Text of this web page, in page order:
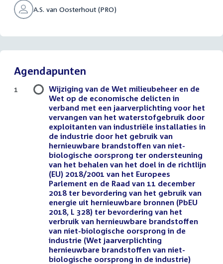
A.S. van Oosterhout (PRO)
Agendapunten
Wijziging van de Wet milieubeheer en de
Wet op de economische delicten in
verband met een jaarverplichting voor het
vervangen van het waterstofgebruik door
exploitanten van industriële installaties in
de industrie door het gebruik van
hernieuwbare brandstoffen van niet-
biologische oorsprong ter ondersteuning
van het behalen van het doel in de richtlijn
(EU) 2018/2001 van het Europees
Parlement en de Raad van 11 december
2018 ter bevordering van het gebruik van
energie uit hernieuwbare bronnen (PbEU
2018, L 328) ter bevordering van het
verbruik van hernieuwbare brandstoffen
van niet-biologische oorsprong in de
industrie (Wet jaarverplichting
hernieuwbare brandstoffen van niet-
biologische oorsprong in de industrie)
1